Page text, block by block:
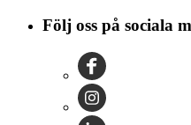
Följ oss på sociala